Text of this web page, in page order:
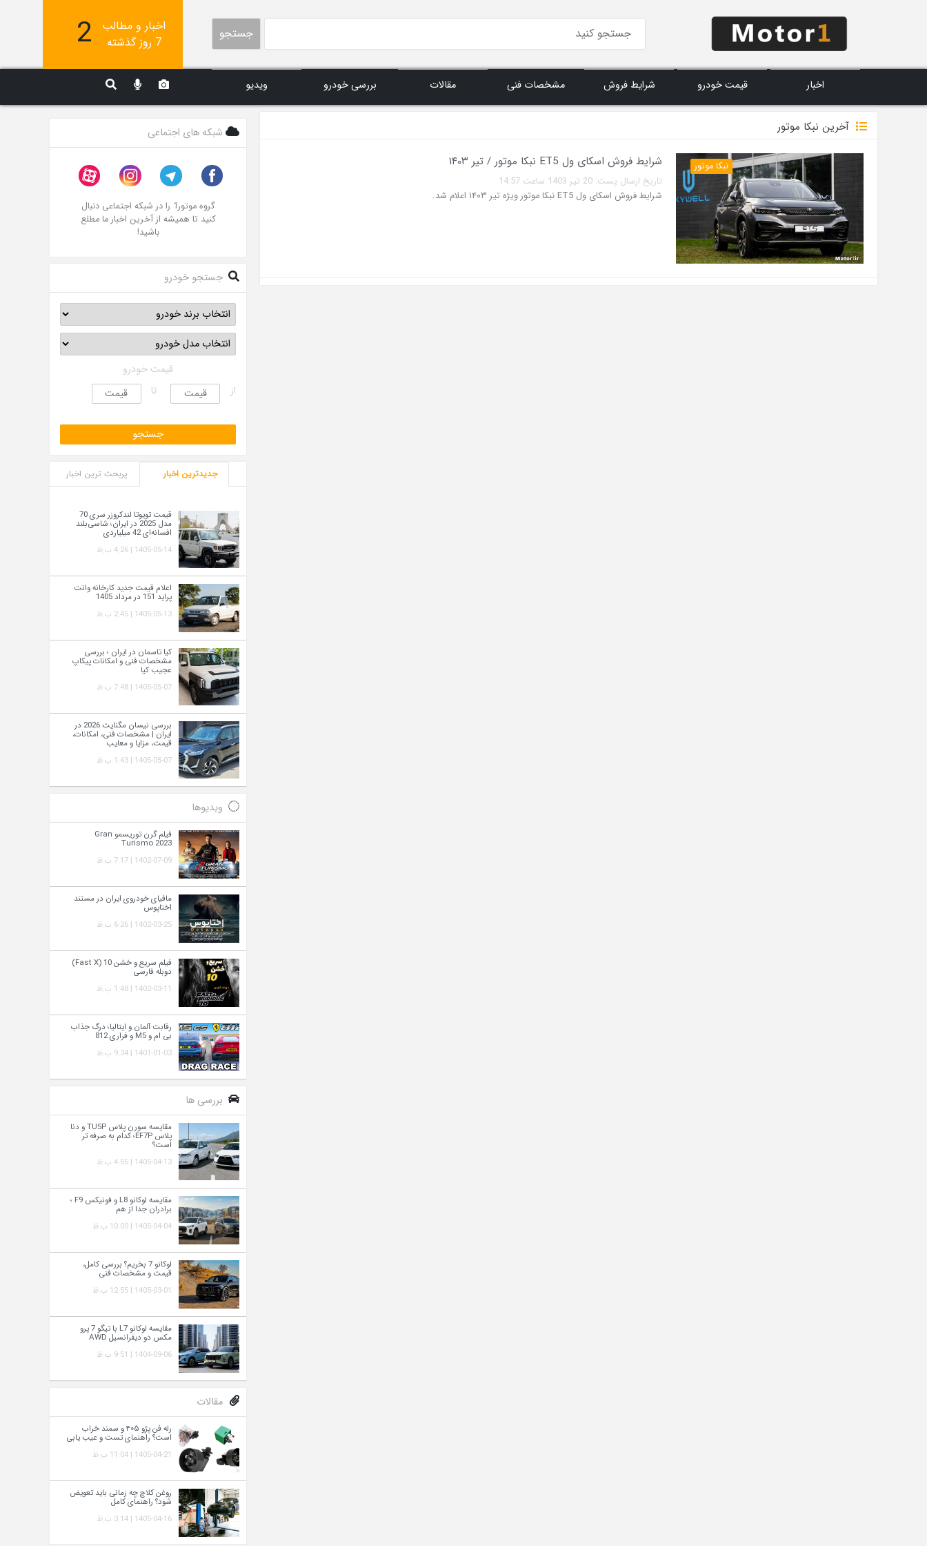
جستجو
اخبار و مطالب
7 روز گذشته
2
اخبار قیمت خودرو شرایط فروش مشخصات فنی مقالات بررسی خودرو ویدیو
آخرین نبکا موتور
نبکا موتور شرایط فروش اسکای ول ET5 نبکا موتور / تیر ۱۴۰۳
تاریخ ارسال پست: 20 تیر 1403 ساعت 14:57
شرایط فروش اسکای ول ET5 نبکا موتور ویژه تیر ۱۴۰۳ اعلام شد.
شبکه های اجتماعی
گروه موتور1 را در شبکه اجتماعی دنبال
کنید تا همیشه از آخرین اخبار ما مطلع
باشید!
جستجو خودرو
قیمت خودرو
از
تا
جدیدترین اخبار پربحث ترین اخبار
قیمت تویوتا لندکروزر سری 70
مدل 2025 در ایران؛ شاسی‌بلند
افسانه‌ای 42 میلیاردی
1405-05-14 | 4:26 ب.ظ
اعلام قیمت جدید کارخانه وانت
پراید 151 در مرداد 1405
1405-05-13 | 2:45 ب.ظ
کیا تاسمان در ایران ؛ بررسی
مشخصات فنی و امکانات پیکاپ
عجیب کیا
1405-05-07 | 7:48 ب.ظ
بررسی نیسان مگنایت 2026 در
ایران | مشخصات فنی، امکانات،
قیمت، مزایا و معایب
1405-05-07 | 1:43 ب.ظ
ویدیوها
فیلم گرن توریسمو Gran
Turismo 2023
1402-07-09 | 7:17 ب.ظ
مافیای خودروی ایران در مستند
اختاپوس
1402-03-25 | 6:26 ب.ظ
فیلم سریع و خشن 10 (Fast X)
دوبله فارسی
1402-03-11 | 1:48 ب.ظ
رقابت آلمان و ایتالیا؛ درگ جذاب
بی ام و M5 و فراری 812
1401-01-03 | 9:34 ب.ظ
بررسی ها
مقایسه سورن پلاس TU5P و دنا
پلاس EF7P؛ کدام به‌ صرفه‌ تر
است؟
1405-04-13 | 4:55 ب.ظ
مقایسه لوکانو L8 و فونیکس F9 ؛
برادران جدا از هم
1405-04-04 | 10:00 ب.ظ
لوکانو 7 بخریم؟ بررسی کامل،
قیمت و مشخصات فنی
1405-03-01 | 12:55 ب.ظ
مقایسه لوکانو L7 با تیگو 7 پرو
مکس دو دیفرانسیل AWD
1404-09-06 | 9:51 ب.ظ
مقالات
رله فن پژو ۴۰۵ و سمند خراب
است؟ راهنمای تست و عیب‌ یابی
1405-04-21 | 11:04 ب.ظ
روغن کلاچ چه زمانی باید تعویض
شود؟ راهنمای کامل
1405-04-16 | 3:14 ب.ظ